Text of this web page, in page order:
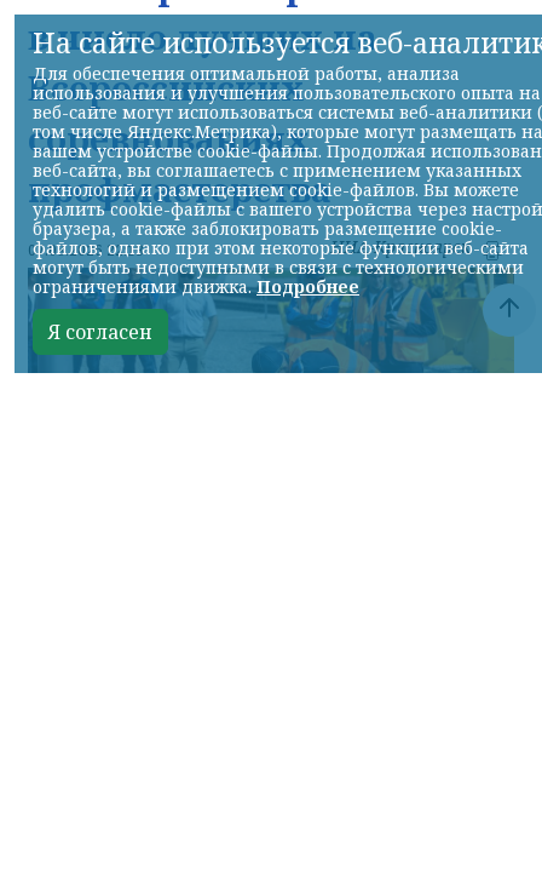
в число лучших на
Всероссийских
соревнованиях
профмастерства
07.08.2026 22:13 НИА-Красноярск
На сайте используется веб-
Для обеспечения оптимальной работы, анализа
использования и улучшения пользовательского опыта на
веб-сайте могут использоваться системы веб-аналитики
том числе Яндекс.Метрика), которые могут размещать на
вашем устройстве cookie-файлы. Продолжая
веб-сайта, вы соглашаетесь с применением указанных
технологий и размещением cookie-файлов. Вы можете
удалить cookie-файлы с вашего устройства через
браузера, а также заблокировать размещение cookie-
файлов, однако при этом некоторые функции веб-сайта
могут быть недоступными в связи с технологическими
ограничениями движка.Подробнее
Я согласен